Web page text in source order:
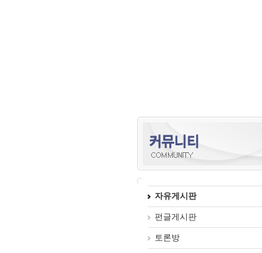
자유게시판
펀글게시판
토론방